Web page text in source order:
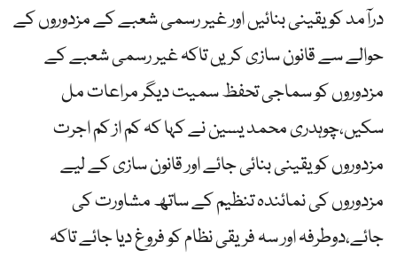
درآمد کو یقینی بنائیں اور غیر رسمی شعبے کے مزدوروں کے
حوالے سے قانون سازی کریں تاکہ غیر رسمی شعبے کے
مزدوروں کو سماجی تحفظ سمیت دیگر مراعات مل
سکیں،چوہدری محمد یسین نے کہا کہ کم از کم اجرت
مزدوروں کو یقینی بنائی جائے اور قانون سازی کے لیے
مزدوروں کی نمائندہ تنظیم کے ساتھ مشاورت کی
جائے،دوطرفہ اور سہ فریقی نظام کو فروغ دیا جائے تاکہ